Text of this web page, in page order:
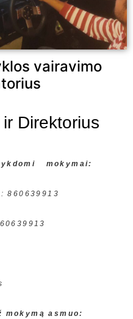
vairavimo
Direktorius
mokymai:
860639913
asmuo: